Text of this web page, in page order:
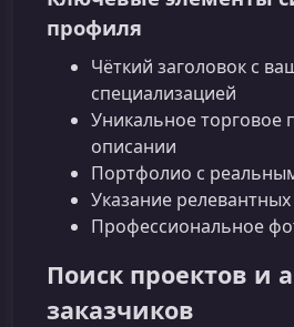
профиля
Чёткий заголовок с
специализацией
Уникальное торговое
описании
Портфолио с
Указание
Профессиональное
Поиск проектов и
заказчиков